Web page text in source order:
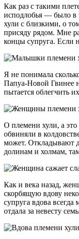
Как раз с такими
исподлобья — было в
хули с близкими, о
присяду рядом. Мне
концы супруга. Если
Я не понимала
Папуа-Новой Гвинее
пытается облегчить
О племени хули, а
обвиняли в
может. Откладывают
долинам и холмам,
Как и века назад,
скорбящую вдову
супруга вдова
отдала за невесту